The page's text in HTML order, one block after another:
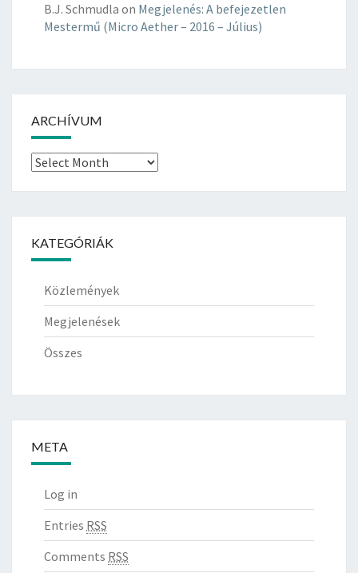
B.J. Schmudla on Megjelenés: A befejezetlen
Mestermű (Micro Aether – 2016 – Július)
ARCHÍVUM
Archívum
KATEGÓRIÁK
Közlemények
Megjelenések
Összes
META
Log in
Entries RSS
Comments RSS